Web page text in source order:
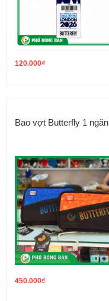
120.000₫
Bao vợt Butterfly 1 ngăn
450.000₫